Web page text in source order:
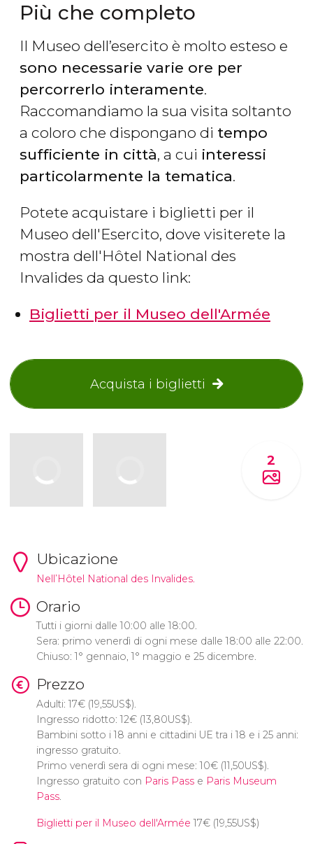
Più che completo
Il Museo dell’esercito è molto esteso e
sono necessarie varie ore per
percorrerlo interamente.
Raccomandiamo la sua visita soltanto
a coloro che dispongano di tempo
sufficiente in città, a cui interessi
particolarmente la tematica.
Potete acquistare i biglietti per il
Museo dell'Esercito, dove visiterete la
mostra dell'Hôtel National des
Invalides da questo link:
Biglietti per il Museo dell'Armée
Acquista i biglietti
2
Ubicazione
Nell’Hôtel National des Invalides.
Orario
Tutti i giorni dalle 10:00 alle 18:00.
Sera: primo venerdì di ogni mese dalle 18:00 alle 22:00.
Chiuso: 1° gennaio, 1° maggio e 25 dicembre.
Prezzo
Adulti: 17€(19,55US$).
Ingresso ridotto: 12€(13,80US$).
Bambini sotto i 18 anni e cittadini UE tra i 18 e i 25 anni:
ingresso gratuito.
Primo venerdì sera di ogni mese: 10€(11,50US$).
Ingresso gratuito con Paris Passe Paris Museum
Pass.
Biglietti per il Museo dell'Armée 17€(19,55US$)